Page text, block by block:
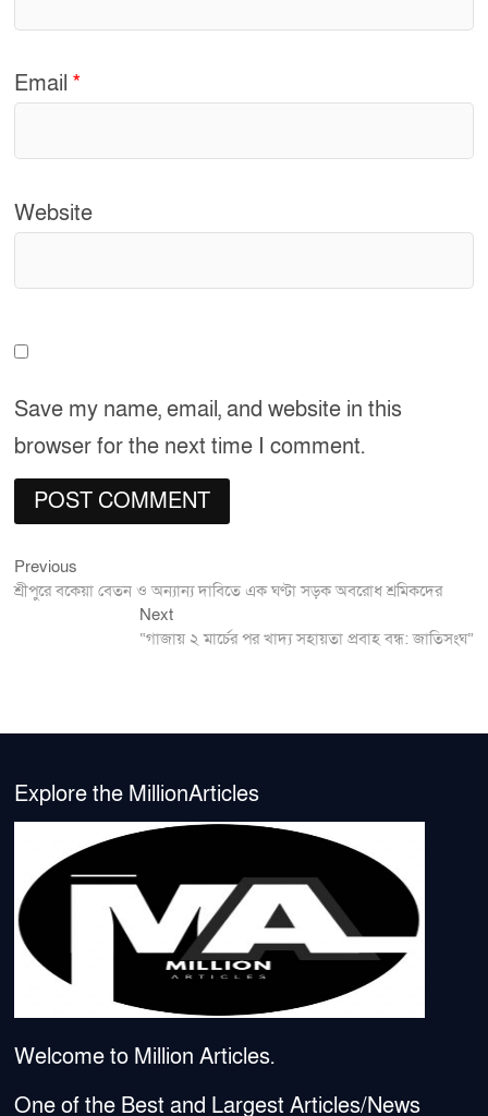
Email*
Website
Save my name, email, and website in this
browser for the next time I comment.
Post
Previous
post:
শ্রীপুরে বকেয়া বেতন ও অন্যান্য দাবিতে এক ঘণ্টা সড়ক অবরোধ শ্রমিকদের
NextNext
post:
“গাজায় ২ মার্চের পর খাদ্য সহায়তা প্রবাহ বন্ধ: জাতিসংঘ”
Explore the MillionArticles
Welcome to Million Articles.
One of the Best and Largest Articles/News